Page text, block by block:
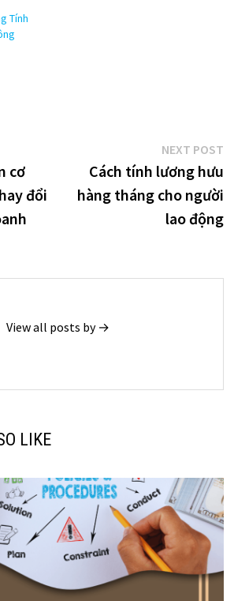
Tính
cơ
đổi
NEXT POST
Cách tính lương hưu
hàng tháng cho người
lao động
View all posts by →
LIKE